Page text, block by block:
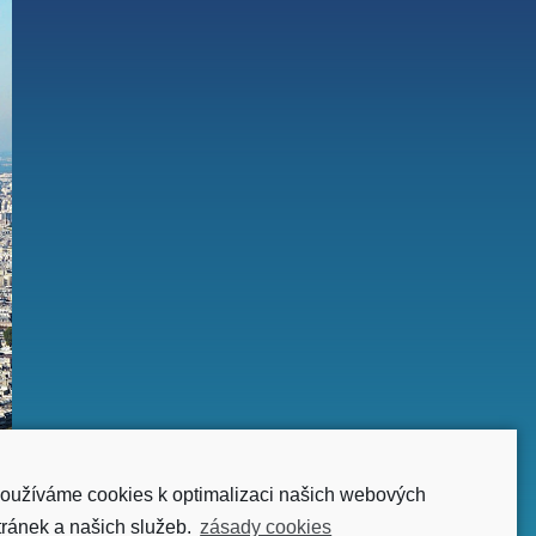
cookies k optimalizaci našich webových
a našich služeb. zásady cookies